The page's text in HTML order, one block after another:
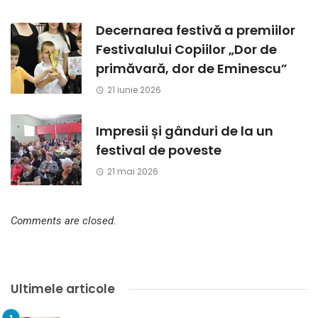
Decernarea festivă a premiilor
Festivalului Copiilor „Dor de
primăvară, dor de Eminescu”
21 iunie 2026
Impresii și gânduri de la un
festival de poveste
21 mai 2026
Comments are closed.
Ultimele articole